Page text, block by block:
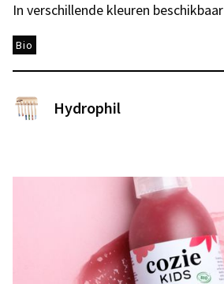
In verschillende kleuren beschikbaar
Bio
Hydrophil